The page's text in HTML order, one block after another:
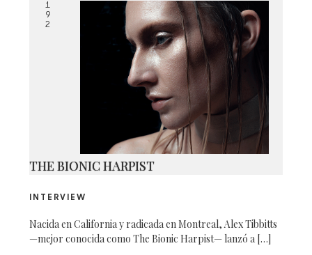
1
9
2
THE BIONIC HARPIST
INTERVIEW
Nacida en California y radicada en Montreal, Alex Tibbitts
—mejor conocida como The Bionic Harpist— lanzó a […]